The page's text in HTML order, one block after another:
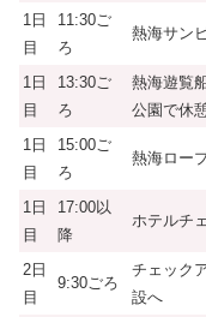
1日
目
11:30ご
ろ
熱海サン
1日
目
13:30ご
ろ
熱海遊覧
公園で休
1日
目
15:00ご
ろ
熱海ロー
1日
目
17:00以
降
ホテルチ
2日
目
9:30ごろ
チェック
設へ